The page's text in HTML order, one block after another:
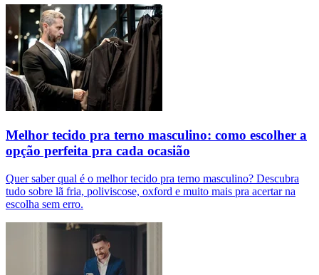
Melhor tecido pra terno masculino: como escolher a
opção perfeita pra cada ocasião
Quer saber qual é o melhor tecido pra terno masculino? Descubra
tudo sobre lã fria, poliviscose, oxford e muito mais pra acertar na
escolha sem erro.